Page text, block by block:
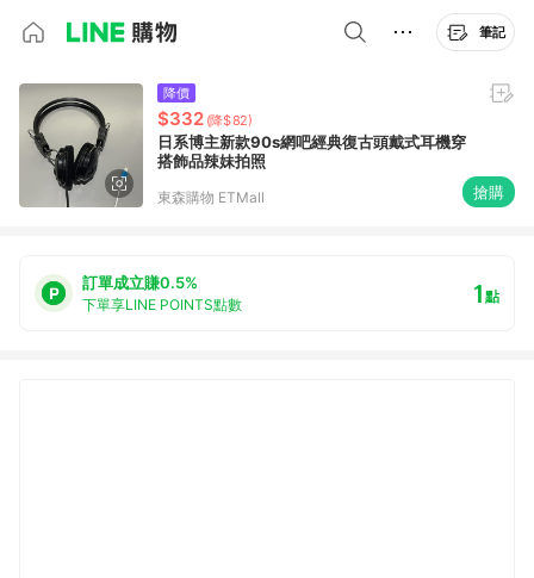
筆記
降價
$332 (降$82)
日系博主新款90s網吧經典復古頭戴式耳機穿
搭飾品辣妹拍照
東森購物 ETMall 搶購
訂單成立賺0.5%
下單享LINE POINTS點數 1點